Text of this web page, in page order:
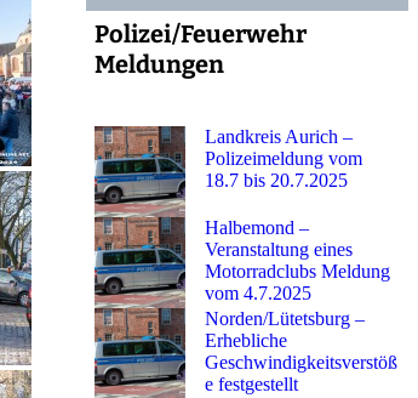
Polizei/Feuerwehr
Meldungen
Landkreis Aurich –
Polizeimeldung vom
18.7 bis 20.7.2025
Halbemond –
Veranstaltung eines
Motorradclubs Meldung
vom 4.7.2025
Norden/Lütetsburg –
Erhebliche
Geschwindigkeitsverstöß
e festgestellt